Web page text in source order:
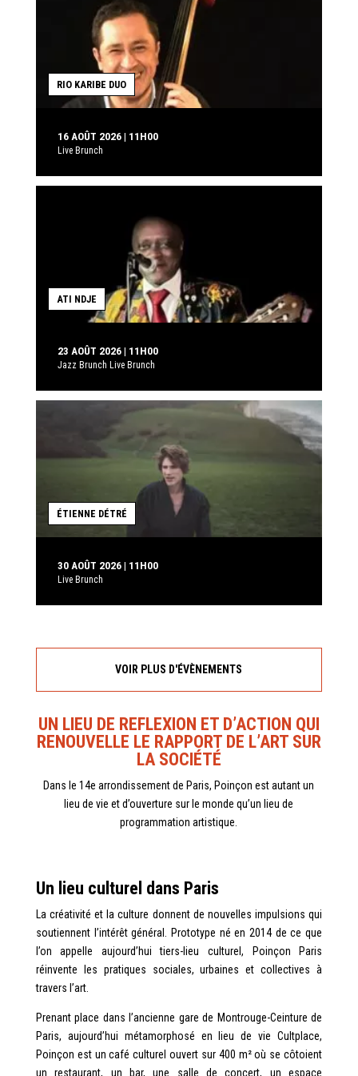
RIO KARIBE DUO
16 AOÛT 2026 | 11H00
Live Brunch
ATI NDJE
23 AOÛT 2026 | 11H00
Jazz Brunch Live Brunch
ÉTIENNE DÉTRÉ
30 AOÛT 2026 | 11H00
Live Brunch
VOIR PLUS D'ÉVÈNEMENTS
UN LIEU DE REFLEXION ET D’ACTION QUI
RENOUVELLE LE RAPPORT DE L’ART SUR
LA SOCIÉTÉ
Dans le 14e arrondissement de Paris, Poinçon est autant un
lieu de vie et d’ouverture sur le monde qu’un lieu de
programmation artistique.
Un lieu culturel dans Paris
La créativité et la culture donnent de nouvelles impulsions qui
soutiennent l’intérêt général. Prototype né en 2014 de ce que
l’on appelle aujourd’hui tiers-lieu culturel, Poinçon Paris
réinvente les pratiques sociales, urbaines et collectives à
travers l’art.
Prenant place dans l’ancienne gare de Montrouge-Ceinture de
Paris, aujourd’hui métamorphosé en lieu de vie Cultplace,
Poinçon est un café culturel ouvert sur 400 m² où se côtoient
un restaurant, un bar, une salle de concert, un espace